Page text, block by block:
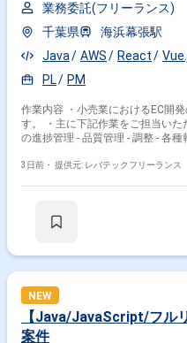
業務委託(フリーランス)
千葉県
海浜幕張駅
Java
AWS React
PL
PM
作業内容 ・小売業におけるEC開
す。 ・主に下記作業をご担当いただきます。 - 要件定義
の進捗管理 - 品質管理 -
3日前・ 提供元: レバテックフリーランス
NEW
【Java/JavaScript/フル
案件